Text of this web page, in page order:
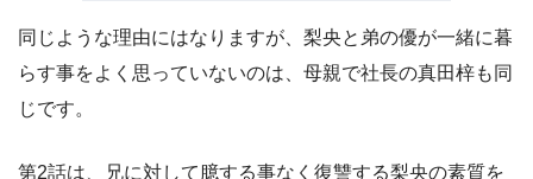
同じような理由にはなりますが、梨央と弟の優が一緒に暮
らす事をよく思っていないのは、母親で社長の真田梓も同
じです。
第2話は、兄に対して臆する事なく復讐する梨央の素質を